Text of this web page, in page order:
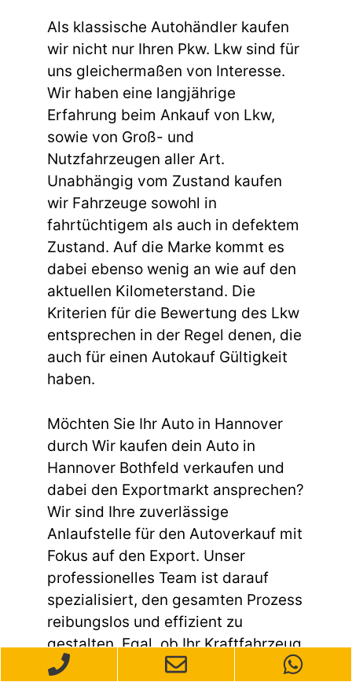
Als klassische Autohändler kaufen
wir nicht nur Ihren Pkw. Lkw sind für
uns gleichermaßen von Interesse.
Wir haben eine langjährige
Erfahrung beim Ankauf von Lkw,
sowie von Groß- und
Nutzfahrzeugen aller Art.
Unabhängig vom Zustand kaufen
wir Fahrzeuge sowohl in
fahrtüchtigem als auch in defektem
Zustand. Auf die Marke kommt es
dabei ebenso wenig an wie auf den
aktuellen Kilometerstand. Die
Kriterien für die Bewertung des Lkw
entsprechen in der Regel denen, die
auch für einen Autokauf Gültigkeit
haben.
Möchten Sie Ihr Auto in Hannover
durch Wir kaufen dein Auto in
Hannover Bothfeld verkaufen und
dabei den Exportmarkt ansprechen?
Wir sind Ihre zuverlässige
Anlaufstelle für den Autoverkauf mit
Fokus auf den Export. Unser
professionelles Team ist darauf
spezialisiert, den gesamten Prozess
reibungslos und effizient zu
gestalten. Egal, ob Ihr Kraftfahrzeug
gebraucht ist, einen Unfallschaden